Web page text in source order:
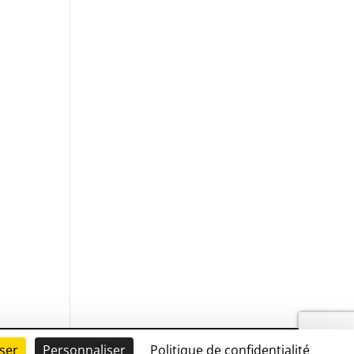
Personnaliser Politique de confidentialité